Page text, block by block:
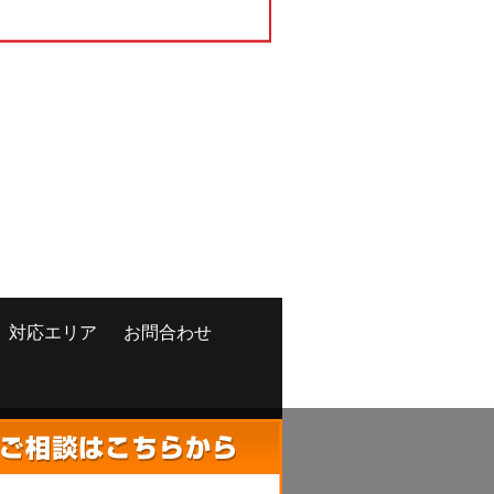
対応エリア お問合わせ